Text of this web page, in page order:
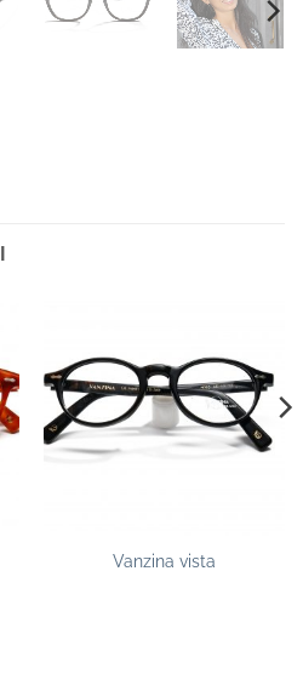
Vanzina vista